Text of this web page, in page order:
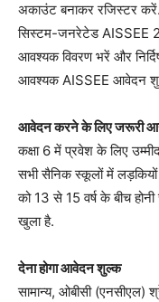
अकाउंट बनाकर रजिस्टर करें.
सिस्टम-जनरेटेड AISSEE
आवश्यक विवरण भरें और
आवश्यक AISSEE आवेदन
आवेदन करने के लिए जरूरी
कक्षा 6 में प्रवेश के लिए
सभी सैनिक स्कूलों में
को 13 से 15 वर्ष के बीच होनी
खुला है.
देना होगा आवेदन शुल्क
सामान्य, ओबीसी (एनसीएल)